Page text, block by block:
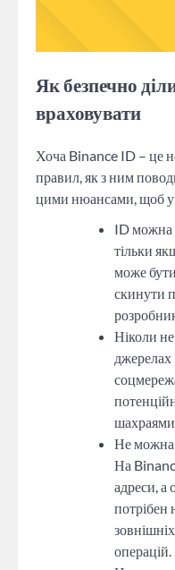
Як безпечно
враховувати
Хоча Binance ID – це
правил, як з ним
цими нюансами, щоб
ID можна
тільки
може
скинути
Ніколи
джерелах
Не можна
На
адреси, а
потрібен
операцій.